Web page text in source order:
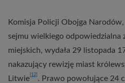
Komisja Policji Obojga
sejmu wielkiego odpowiedzialna
miejskich, wydała 29 listopada
nakazujący rewizję miast
Litwie[12] . Prawo powołujące 24